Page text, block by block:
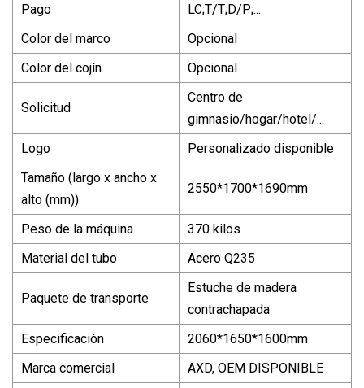
Pago
LC;T/T;D/P;...
Color del marco
Opcional
Color del cojín
Opcional
Solicitud
Centro de
gimnasio/hogar/hotel/...
Logo
Personalizado disponible
Tamaño (largo x ancho x
alto (mm))
2550*1700*1690mm
Peso de la máquina
370 kilos
Material del tubo
Acero Q235
Paquete de transporte
Estuche de madera
contrachapada
Especificación
2060*1650*1600mm
Marca comercial
AXD, OEM DISPONIBLE